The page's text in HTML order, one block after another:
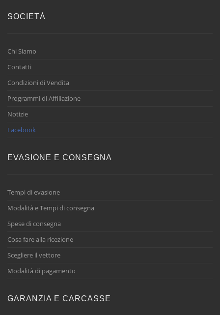
SOCIETÀ
Chi Siamo
Contatti
Condizioni di Vendita
Programmi di Affiliazione
Notizie
Facebook
EVASIONE E CONSEGNA
Tempi di evasione
Modalità e Tempi di consegna
Spese di consegna
Cosa fare alla ricezione
Scegliere il vettore
Modalità di pagamento
GARANZIA E CARCASSE